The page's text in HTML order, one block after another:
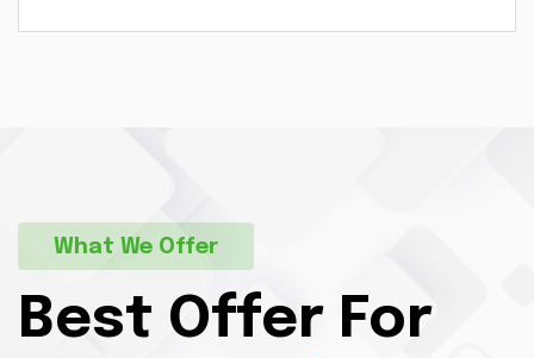
What We Offer
Best Offer For